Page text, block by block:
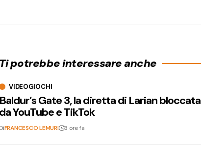
Ti potrebbe interessare anche
VIDEOGIOCHI
Baldur’s Gate 3, la diretta di Larian bloccata
da YouTube e TikTok
DiFRANCESCO LEMURI 3 ore fa